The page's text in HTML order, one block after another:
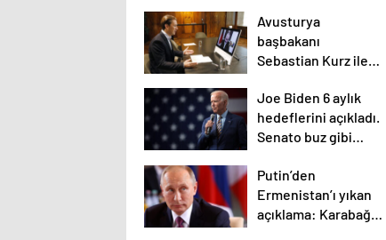
Avusturya
başbakanı
Sebastian Kurz ile
Joe Biden 6 aylık
hedeflerini açıkladı.
Senato buz gibi…
Putin’den
Ermenistan’ı yıkan
açıklama: Karabağ